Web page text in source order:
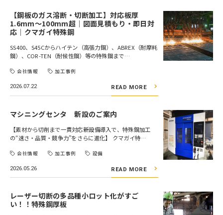
【鋼板のガス溶断・切断加工】対応板厚
1.6mm～100mm超｜図面見積もり・即日対
応｜クマガイ特殊鋼
SS400、S45Cからハイテン（高張力鋼）、ABREX（耐摩耗
鋼）、COR-TEN（耐候性鋼）等の特殊鋼まで…
会社情報 加工事例
2026.07.22 READ MORE
マシニングセンタ 新設のご案内
【素材から切削まで一貫対応――新設備導入で、特殊鋼加工
の“速さ・品質・競争力”をさらに進化】 クマガイ特…
会社情報 加工事例 設備
2026.05.26 READ MORE
レーザー切断の多品種小ロット化がすご
い！！特殊鋼厚板